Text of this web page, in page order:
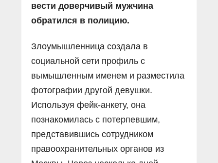
вести доверчивый мужчина
обратился в полицию.
Злоумышленница создала в
социальной сети профиль с
вымышленным именем и разместила
фотографии другой девушки.
Используя фейк-анкету, она
познакомилась с потерпевшим,
представившись сотрудником
правоохранительных органов из